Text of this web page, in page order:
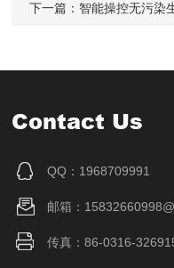
下一篇： 智能操控无污染
Contact Us
QQ：1968709991
邮箱：
传真：86-0316-